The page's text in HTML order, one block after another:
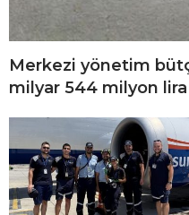
Merkezi yönetim
milyar 544 milyon lira